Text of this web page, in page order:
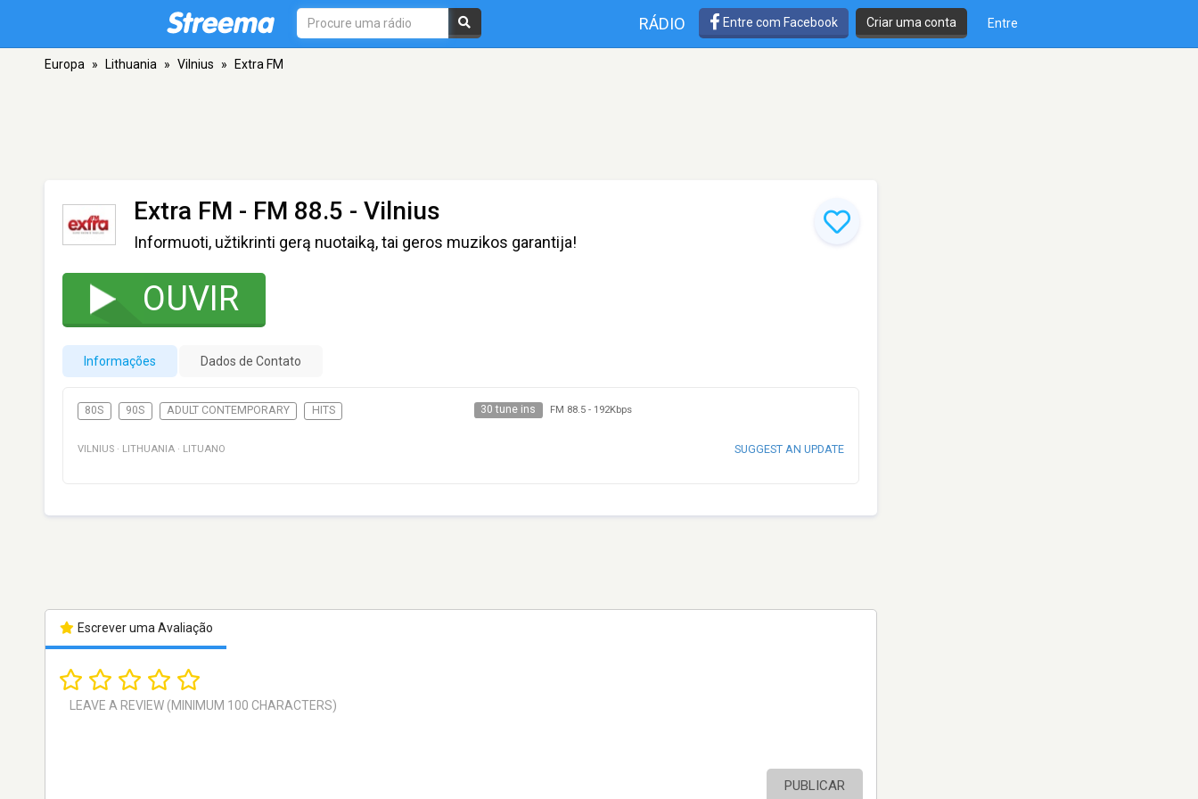
RÁDIO Entre com Facebook Criar uma conta Entre
Europa » Lithuania » Vilnius » Extra FM
Extra FM - FM 88.5 - Vilnius
Informuoti, užtikrinti gerą nuotaiką, tai geros muzikos garantija!
OUVIR
Informações Dados de Contato
80S 90S ADULT CONTEMPORARY HITS 30 tune ins FM 88.5- 192Kbps
VILNIUS · LITHUANIA · LITUANO SUGGEST AN UPDATE
Escrever uma Avaliação
PUBLICAR